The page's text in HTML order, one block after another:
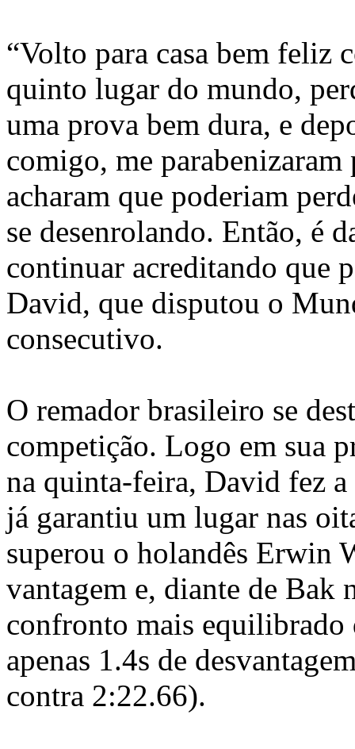
“Volto para casa bem feliz
quinto lugar do mundo,
uma prova bem dura, e
comigo, me
acharam que poderiam
se desenrolando. Então, é
continuar acreditando que
David, que disputou o
consecutivo.
O remador brasileiro se
competição. Logo em sua
na quinta-feira, David fez
já garantiu um lugar nas
superou o holandês Erwin
vantagem e, diante de Bak
confronto mais equilibrado
apenas 1.4s de
contra 2:22.66).